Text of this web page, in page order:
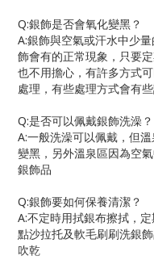
Q:銀飾是否會氧化變黑？
A:銀飾與空氣或汗水中少
飾會有的正常現象，只要
也不用擔心，有許多方式
處理，有些處理方式會有
Q:是否可以佩戴銀飾洗澡？
A:一般洗澡可以佩戴，但
變黑，另外溫泉區因為空
銀飾品
Q:銀飾要如何保養清潔？
A:不定時用拭銀布擦拭，
點沙拉托及軟毛刷刷洗銀
吹乾